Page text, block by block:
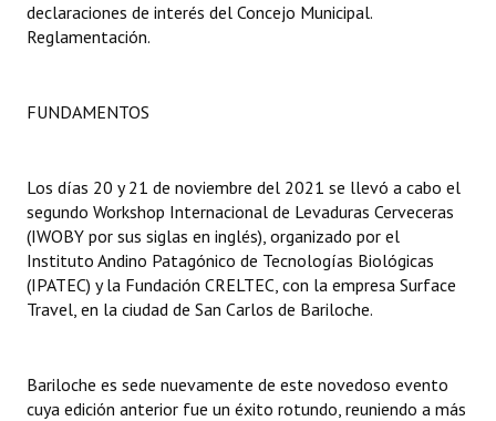
Digesto
DOCUMENTOS
Proyectos Presentados
Dictámenes Asesoría Letrada
Actas de Sesión
Ejecución Presupuestaria
declaraciones de interés del Concejo Municipal.
Reglamentación.
FUNDAMENTOS
Los días 20 y 21 de noviembre del 2021 se llevó a cabo el
segundo Workshop Internacional de Levaduras Cerveceras
(IWOBY por sus siglas en inglés), organizado por el
Instituto Andino Patagónico de Tecnologías Biológicas
(IPATEC) y la Fundación CRELTEC, con la empresa Surface
Travel, en la ciudad de San Carlos de Bariloche.
Bariloche es sede nuevamente de este novedoso evento
cuya edición anterior fue un éxito rotundo, reuniendo a más